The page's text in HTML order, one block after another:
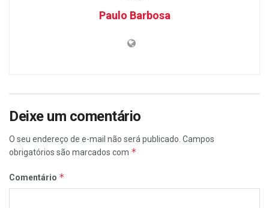
Paulo Barbosa
Deixe um comentário
O seu endereço de e-mail não será publicado. Campos
obrigatórios são marcados com *
Comentário *